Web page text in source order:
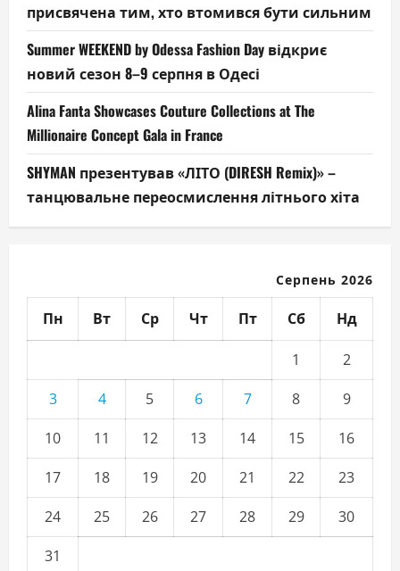
присвячена тим, хто втомився бути сильним
Summer WEEKEND by Odessa Fashion Day відкриє
новий сезон 8–9 серпня в Одесі
Alina Fanta Showcases Couture Collections at The
Millionaire Concept Gala in France
SHYMAN презентував «ЛІТО (DIRESH Remix)» –
танцювальне переосмислення літнього хіта
Серпень 2026
Пн Вт Ср Чт Пт Сб Нд
1
2
3
4 5 6 7 8
9
10
11 12 13 14 15
16
17
18 19 20 21 22
23
24
25 26 27 28 29
30
31